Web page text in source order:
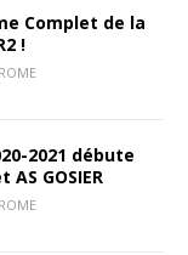
Complet de la
!
2021 débute
GOSIER